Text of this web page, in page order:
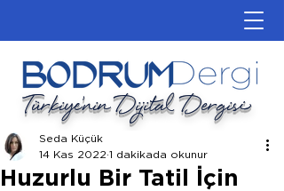
Türkiye'nin Dijital Dergisi
Huzurlu Bir Tatil İçin
Seda Küçük
14 Kas 2022 1 dakikada okunur